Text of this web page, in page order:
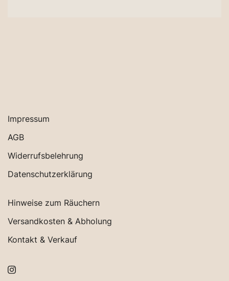
Impressum
AGB
Widerrufsbelehrung
Datenschutzerklärung
Hinweise zum Räuchern
Versandkosten & Abholung
Kontakt & Verkauf